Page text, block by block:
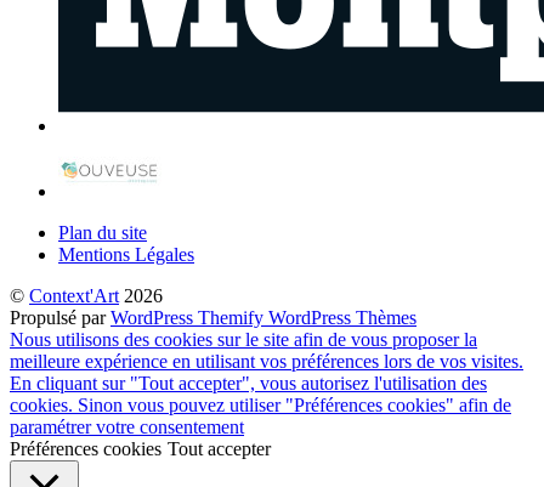
Plan du site
Mentions Légales
© Context'Art 2026
Propulsé parWordPress Themify WordPress Thèmes
Nous utilisons des cookies sur le site afin de vous proposer la
meilleure expérience en utilisant vos préférences lors de vos visites.
En cliquant sur "Tout accepter", vous autorisez l'utilisation des
cookies. Sinon vous pouvez utiliser "Préférences cookies" afin de
paramétrer votre consentement
Préférences cookies Tout accepter